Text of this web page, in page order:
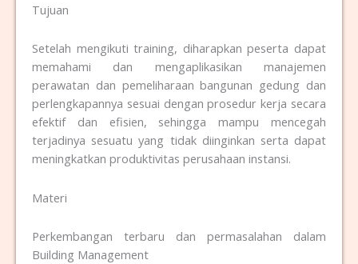
Tujuan
Setelah mengikuti training, diharapkan peserta dapat
memahami dan mengaplikasikan manajemen
perawatan dan pemeliharaan bangunan gedung dan
perlengkapannya sesuai dengan prosedur kerja secara
efektif dan efisien, sehingga mampu mencegah
terjadinya sesuatu yang tidak diinginkan serta dapat
meningkatkan produktivitas perusahaan instansi.
Materi
Perkembangan terbaru dan permasalahan dalam
Building Management